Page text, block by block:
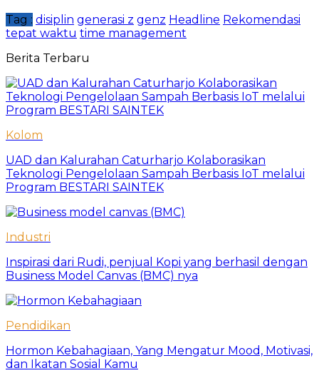
Tag : disiplin generasi z genz Headline Rekomendasi
tepat waktu time management
Berita Terbaru
Kolom
UAD dan Kalurahan Caturharjo Kolaborasikan
Teknologi Pengelolaan Sampah Berbasis IoT melalui
Program BESTARI SAINTEK
Industri
Inspirasi dari Rudi, penjual Kopi yang berhasil dengan
Business Model Canvas (BMC) nya
Pendidikan
Hormon Kebahagiaan, Yang Mengatur Mood, Motivasi,
dan Ikatan Sosial Kamu